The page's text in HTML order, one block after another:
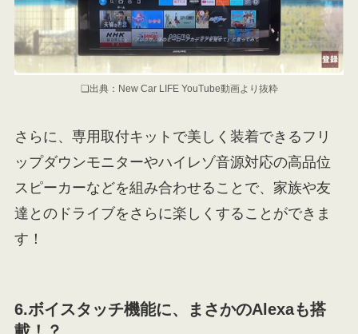
❏出典：New Car LIFE YouTube動画より抜粋
さらに、専用取付キットで美しく装着できるフリ
ップダウンモニターやハイレゾ音源対応の高品位
スピーカーなどを組み合わせることで、家族や友
達とのドライブをさらに楽しくすることができま
す！
6.ボイスタッチ機能に、まさかのAlexaも搭